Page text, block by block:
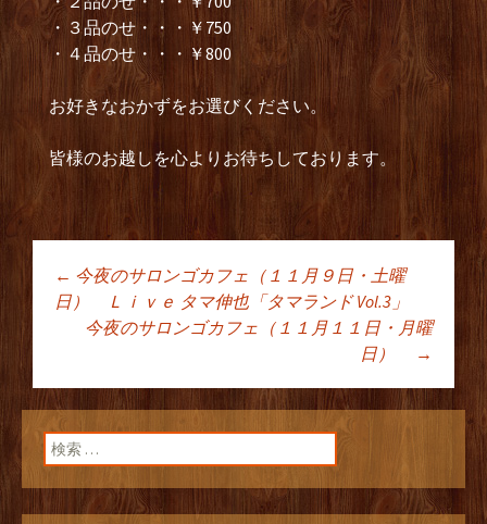
・３品のせ・・・￥750
・４品のせ・・・￥800
お好きなおかずをお選びください。
皆様のお越しを心よりお待ちしております。
投稿ナビゲーショ
ン
← 今夜のサロンゴカフェ（１１月９日・土曜
日） Ｌｉｖｅ タマ伸也「タマランド Vol.3」
今夜のサロンゴカフェ（１１月１１日・月曜
日）
→
検索: